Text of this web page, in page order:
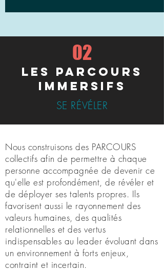
02
les PARCOURS
IMMERSIFS
SE RÉVÉLER
Nous construisons des PARCOURS
collectifs afin de permettre à chaque
personne accompagnée de devenir ce
qu'elle est profondément, de révéler et
de déployer ses talents propres. Ils
favorisent aussi le rayonnement des
valeurs humaines, des qualités
relationnelles et des vertus
indispensables au leader évoluant dans
un environnement à forts enjeux,
contraint et incertain.